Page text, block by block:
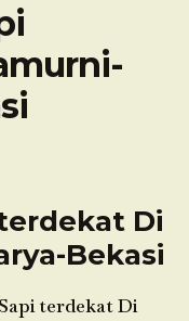
Di
Bekasi
terdekat Di